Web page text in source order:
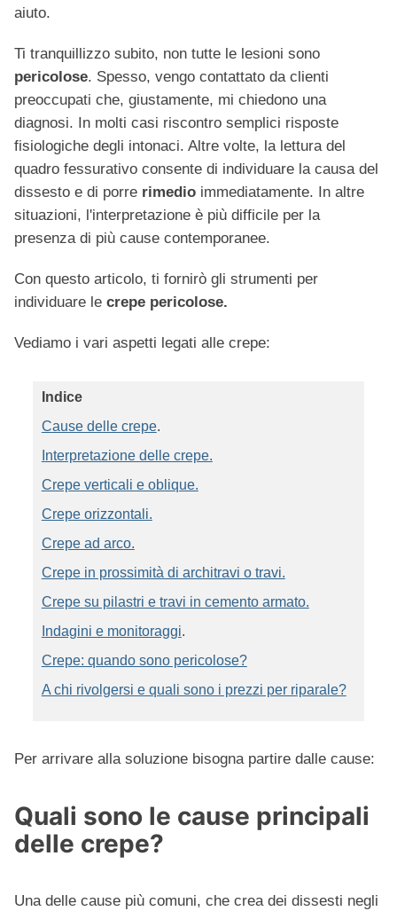
aiuto.
Ti tranquillizzo subito, non tutte le lesioni sono
pericolose. Spesso, vengo contattato da clienti
preoccupati che, giustamente, mi chiedono una
diagnosi. In molti casi riscontro semplici risposte
fisiologiche degli intonaci. Altre volte, la lettura del
quadro fessurativo consente di individuare la causa del
dissesto e di porre rimedio immediatamente. In altre
situazioni, l'interpretazione è più difficile per la
presenza di più cause contemporanee.
Con questo articolo, ti fornirò gli strumenti per
individuare le crepe pericolose.
Vediamo i vari aspetti legati alle crepe:
Indice
Cause delle crepe.
Interpretazione delle crepe.
Crepe verticali e oblique.
Crepe orizzontali.
Crepe ad arco.
Crepe in prossimità di architravi o travi.
Crepe su pilastri e travi in cemento armato.
Indagini e monitoraggi.
Crepe: quando sono pericolose?
A chi rivolgersi e quali sono i prezzi per riparale?
Per arrivare alla soluzione bisogna partire dalle cause:
Quali sono le cause principali
delle crepe?
Una delle cause più comuni, che crea dei dissesti negli